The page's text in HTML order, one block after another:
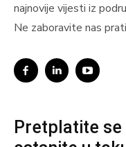
najnovije vijesti iz
Ne zaboravite nas
Pretplatite